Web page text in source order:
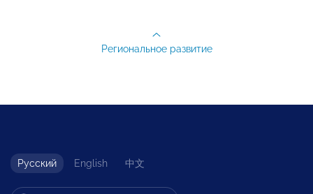
Региональное развитие
Русский English 中文